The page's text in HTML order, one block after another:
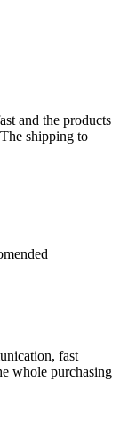
and the products
shipping to
fast
whole purchasing